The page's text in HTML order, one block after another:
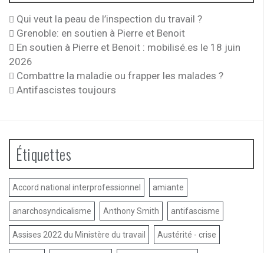
Qui veut la peau de l’inspection du travail ?
Grenoble: en soutien à Pierre et Benoit
En soutien à Pierre et Benoit : mobilisé.es le 18 juin
2026
Combattre la maladie ou frapper les malades ?
Antifascistes toujours
Étiquettes
Accord national interprofessionnel amiante
anarchosyndicalisme Anthony Smith antifascisme
Assises 2022 du Ministère du travail Austérité - crise